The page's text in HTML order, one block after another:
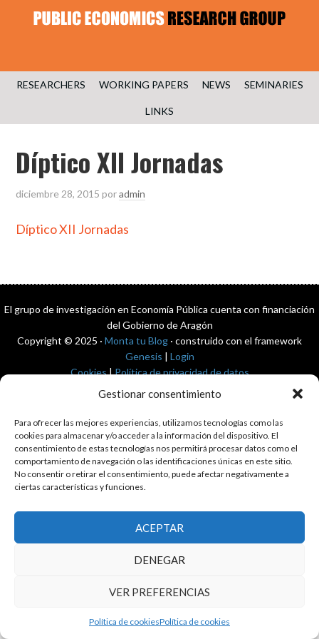
Gestionar consentimiento
Para ofrecer las mejores experiencias, utilizamos tecnologías como las
cookies para almacenar y/o acceder a la información del dispositivo. El
consentimiento de estas tecnologías nos permitirá procesar datos como el
comportamiento de navegación o las identificaciones únicas en este sitio.
No consentir o retirar el consentimiento, puede afectar negativamente a
ciertas características y funciones.
ACEPTAR
DENEGAR
VER PREFERENCIAS
Política de cookiesPolítica de cookies
RESEARCHERS WORKING PAPERS NEWS SEMINARIES
LINKS
Díptico XII Jornadas
diciembre 28, 2015 poradmin
Díptico XII Jornadas
El grupo de investigación en Economía Pública cuenta con financiación
del Gobierno de Aragón
Copyright © 2025 · Monta tu Blog · construido con el framework
Genesis | Login
Cookies|Política de privacidad de datos
Tema para economía pública
Genesis Framework